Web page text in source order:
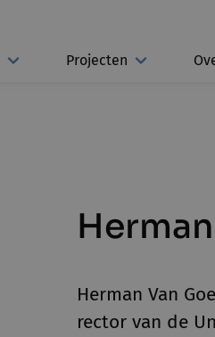
Projecten
Herman Van
rector van de